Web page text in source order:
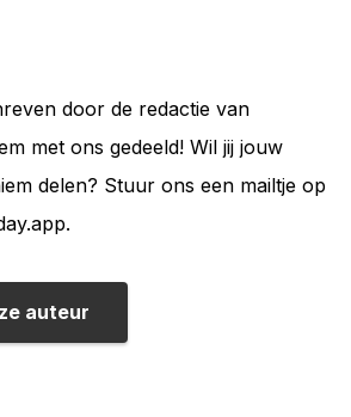
door de redactie van
met ons gedeeld! Wil jij jouw
delen? Stuur ons een mailtje op
auteur